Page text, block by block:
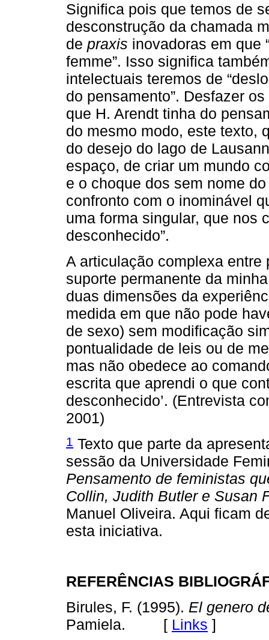
Significa pois que temos de
desconstrução da chamada
de praxis inovadoras em que
femme”. Isso significa
intelectuais teremos de
do pensamento”. Desfazer
que H. Arendt tinha do
do mesmo modo, este texto,
do desejo do lago de
espaço, de criar um mundo
e o choque dos sem nome
confronto com o inominável
uma forma singular, que nos
desconhecido”.
A articulação complexa
suporte permanente da
duas dimensões da
medida em que não pode
de sexo) sem modificação
pontualidade de leis ou de
mas não obedece ao
escrita que aprendi o que
desconhecido’. (Entrevista
2001)
1 Texto que parte da
sessão da Universidade
Pensamento de feministas
Collin, Judith Butler e Susan
Manuel Oliveira. Aqui ficam
esta iniciativa.
REFERÊNCIAS
Birules, F. (1995). El genero
Pamiela. [ Links ]